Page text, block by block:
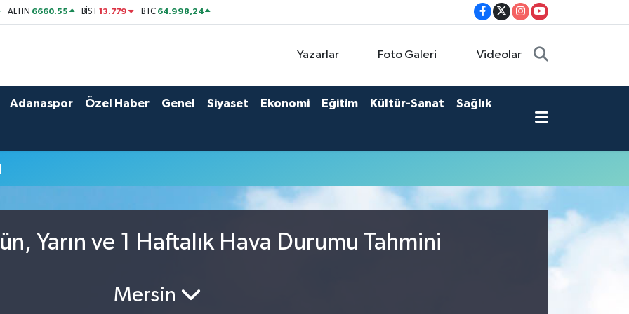
ALTIN 6660.55 BİST13.779 BTC 64.998,24
Yazarlar Foto Galeri Videolar
Adanaspor Özel Haber Genel Siyaset Ekonomi Eğitim Kültür-Sanat Sağlık
Yarın ve 1 Haftalık Hava Durumu Tahmini
Mersin